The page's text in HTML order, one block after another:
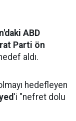
ABD
Parti ön
aldı.
hedefleyen
'i "nefret dolu